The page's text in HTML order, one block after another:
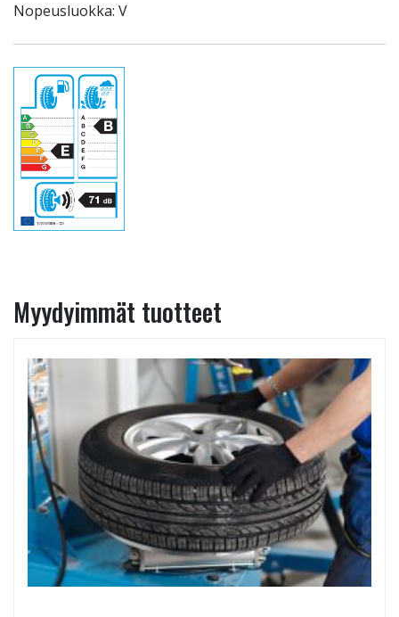
Nopeusluokka: V
Myydyimmät tuotteet